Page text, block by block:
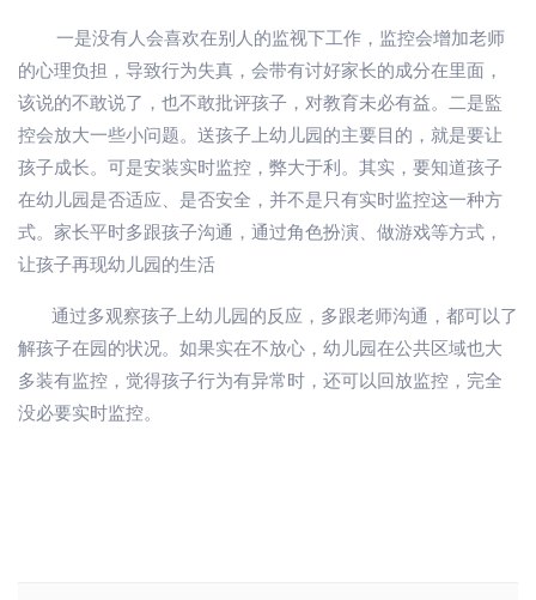
一是没有人会喜欢在别人的监视下工作，监控会增加老师
的心理负担，导致行为失真，会带有讨好家长的成分在里面，
该说的不敢说了，也不敢批评孩子，对教育未必有益。二是監
控会放大一些小问题。送孩子上幼儿园的主要目的，就是要让
孩子成长。可是安装实时监控，弊大于利。其实，要知道孩子
在幼儿园是否适应、是否安全，并不是只有实时监控这一种方
式。家长平时多跟孩子沟通，通过角色扮演、做游戏等方式，
让孩子再现幼儿园的生活
通过多观察孩子上幼儿园的反应，多跟老师沟通，都可以了
解孩子在园的状况。如果实在不放心，幼儿园在公共区域也大
多装有监控，觉得孩子行为有异常时，还可以回放监控，完全
没必要实时监控。